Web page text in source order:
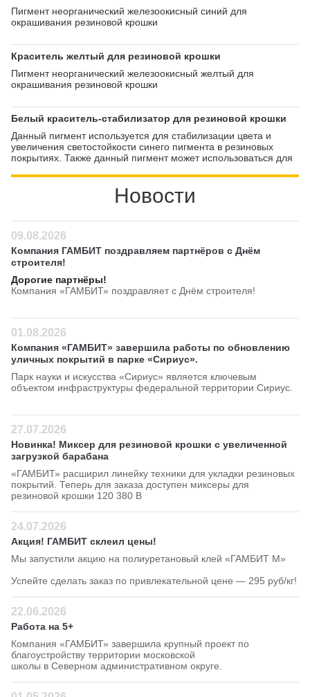
Пигмент неорганический железоокисный синий для
окрашивания резиновой крошки
Краситель желтый для резиновой крошки
Пигмент неорганический железоокисный желтый для
окрашивания резиновой крошки
Белый краситель-стабилизатор для резиновой крошки
Данный пигмент используется для стабилизации цвета и
увеличения светостойкости синего пигмента в резиновых
покрытиях. Также данный пигмент может использоваться для
Новости
09.08.2026
Компания ГАМБИТ поздравляем партнёров с Днём
строителя!
Дорогие партнёры!
Компания «ГАМБИТ» поздравляет с Днём строителя!
01.08.2026
Компания «ГАМБИТ» завершила работы по обновлению
уличных покрытий в парке «Сириус».
Парк науки и искусства «Сириус» является ключевым
объектом инфраструктуры федеральной территории Сириус.
27.07.2026
Новинка! Миксер для резиновой крошки с увеличенной
загрузкой барабана
«ГАМБИТ» расширил линейку техники для укладки резиновых
покрытий. Теперь для заказа доступен миксеры для
резиновой крошки 120 380 В
24.07.2026
Акция! ГАМБИТ склеил цены!
Мы запустили акцию на полиуретановый клей «ГАМБИТ М»
Успейте сделать заказ по привлекательной цене — 295 руб/кг!
22.06.2026
Работа на 5+
Компания «ГАМБИТ» завершила крупный проект по
благоустройству территории московской
школы в Северном административном округе.